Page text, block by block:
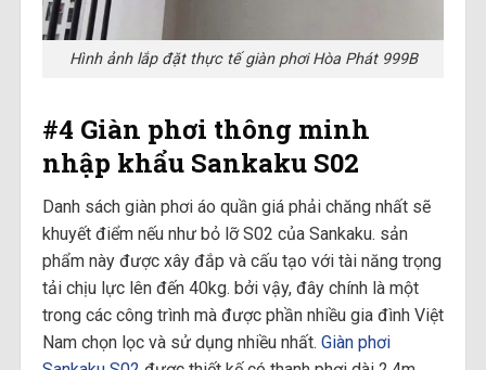
Hình ảnh lắp đặt thực tế giàn phơi Hòa Phát 999B
#4 Giàn phơi thông minh
nhập khẩu Sankaku S02
Danh sách giàn phơi áo quần giá phải chăng nhất sẽ
khuyết điểm nếu như bỏ lỡ S02 của Sankaku. sản
phẩm này được xây đắp và cấu tạo với tài năng trọng
tải chịu lực lên đến 40kg. bởi vậy, đây chính là một
trong các công trình mà được phần nhiều gia đình Việt
Nam chọn lọc và sử dụng nhiều nhất. Giàn phơi